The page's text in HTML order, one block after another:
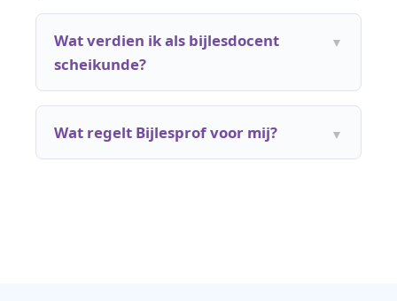
Wat verdien ik als bijlesdocent
scheikunde?
Wat regelt Bijlesprof voor mij?